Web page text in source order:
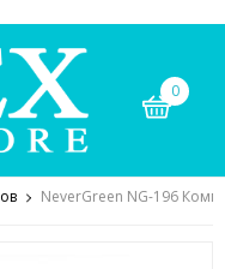
0
NeverGreen NG-196